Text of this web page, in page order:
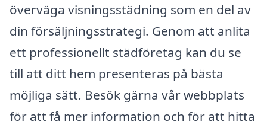
överväga visningsstädning som en del av
din försäljningsstrategi. Genom att anlita
ett professionellt städföretag kan du se
till att ditt hem presenteras på bästa
möjliga sätt. Besök gärna vår webbplats
för att få mer information och för att hitta